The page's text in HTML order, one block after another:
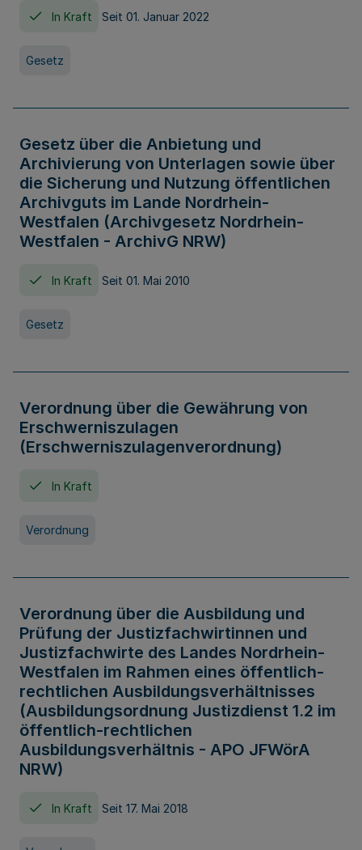
In Kraft Seit 01. Januar 2022
Gesetz
Gesetz über die Anbietung und
Archivierung von Unterlagen sowie über
die Sicherung und Nutzung öffentlichen
Archivguts im Lande Nordrhein-
Westfalen (Archivgesetz Nordrhein-
Westfalen - ArchivG NRW)
In Kraft Seit 01. Mai 2010
Gesetz
Verordnung über die Gewährung von
Erschwerniszulagen
(Erschwerniszulagenverordnung)
In Kraft
Verordnung
Verordnung über die Ausbildung und
Prüfung der Justizfachwirtinnen und
Justizfachwirte des Landes Nordrhein-
Westfalen im Rahmen eines öffentlich-
rechtlichen Ausbildungsverhältnisses
(Ausbildungsordnung Justizdienst 1.2 im
öffentlich-rechtlichen
Ausbildungsverhältnis - APO JFWörA
NRW)
In Kraft Seit 17. Mai 2018